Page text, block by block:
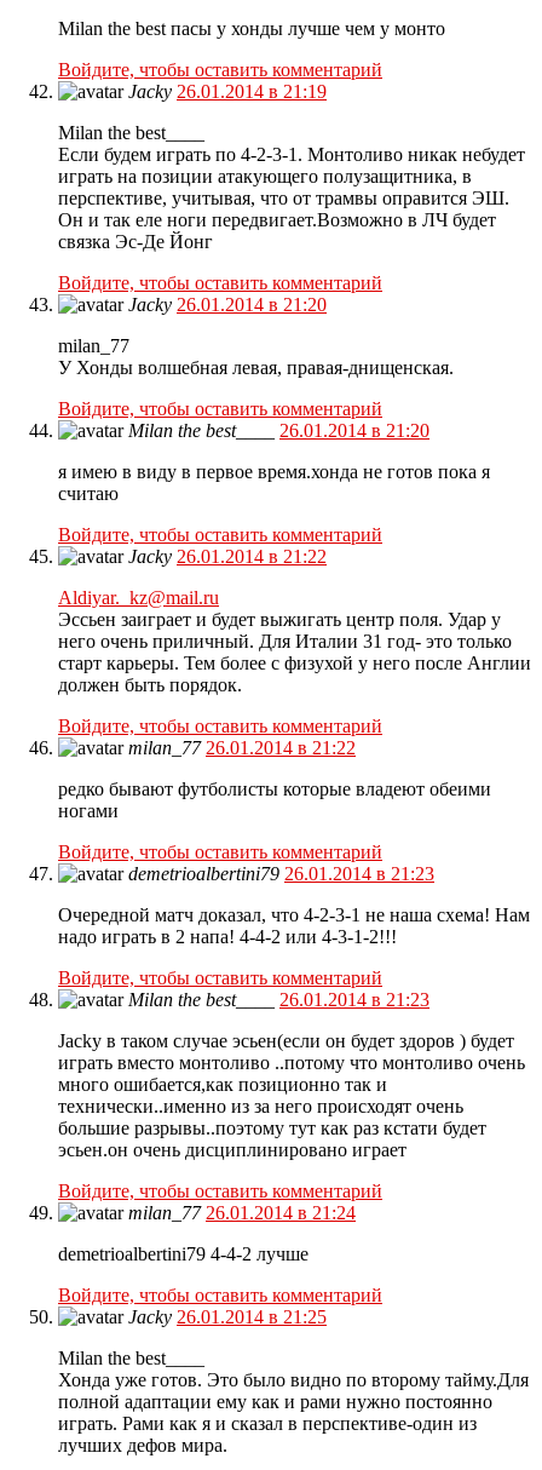
Milan the best пасы у хонды лучше чем у монто
Войдите, чтобы оставить комментарий
Jacky 26.01.2014 в 21:19
Milan the best____
Если будем играть по 4-2-3-1. Монтоливо никак небудет
играть на позиции атакующего полузащитника, в
перспективе, учитывая, что от трамвы оправится ЭШ.
Он и так еле ноги передвигает.Возможно в ЛЧ будет
связка Эс-Де Йонг
Войдите, чтобы оставить комментарий
Jacky 26.01.2014 в 21:20
milan_77
У Хонды волшебная левая, правая-днищенская.
Войдите, чтобы оставить комментарий
Milan the best____
26.01.2014 в 21:20
я имею в виду в первое время.хонда не готов пока я
считаю
Войдите, чтобы оставить комментарий
Jacky 26.01.2014 в 21:22
Aldiyar._kz@mail.ru
Эссьен заиграет и будет выжигать центр поля. Удар у
него очень приличный. Для Италии 31 год- это только
старт карьеры. Тем более с физухой у него после Англии
должен быть порядок.
Войдите, чтобы оставить комментарий
milan_77 26.01.2014 в 21:22
редко бывают футболисты которые владеют обеими
ногами
Войдите, чтобы оставить комментарий
demetrioalbertini79 26.01.2014 в 21:23
Очередной матч доказал, что 4-2-3-1 не наша схема! Нам
надо играть в 2 напа! 4-4-2 или 4-3-1-2!!!
Войдите, чтобы оставить комментарий
Milan the best____
26.01.2014 в 21:23
Jacky в таком случае эсьен(если он будет здоров ) будет
играть вместо монтоливо ..потому что монтоливо очень
много ошибается,как позиционно так и
технически..именно из за него происходят очень
большие разрывы..поэтому тут как раз кстати будет
эсьен.он очень дисциплинировано играет
Войдите, чтобы оставить комментарий
milan_77 26.01.2014 в 21:24
demetrioalbertini79 4-4-2 лучше
Войдите, чтобы оставить комментарий
Jacky 26.01.2014 в 21:25
Milan the best____
Хонда уже готов. Это было видно по второму тайму.Для
полной адаптации ему как и рами нужно постоянно
играть. Рами как я и сказал в перспективе-один из
лучших дефов мира.